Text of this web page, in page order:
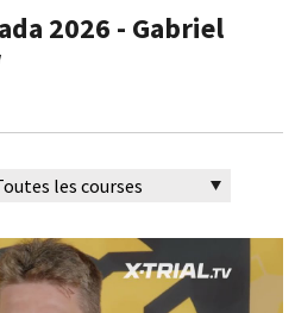
2026 - Gabriel